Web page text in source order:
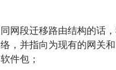
同网段迁移路由结构的话
络，并指向为现有的网关
软件包；